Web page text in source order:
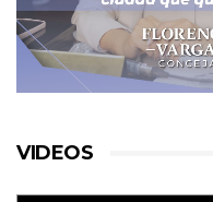
VIDEOS